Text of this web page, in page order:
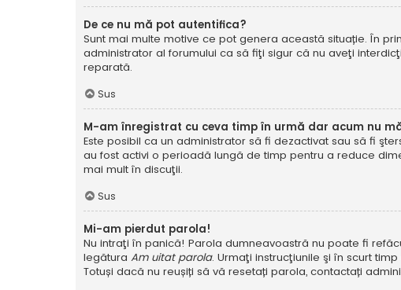
De ce nu mă pot autentifica?
Sunt mai multe motive ce pot genera această situație. În
administrator al forumului ca să fiţi sigur că nu aveţi
reparată.
Sus
M-am înregistrat cu ceva timp în urmă dar acum nu
Este posibil ca un administrator să fi dezactivat sau să fi
au fost activi o perioadă lungă de timp pentru a reduce
mai mult în discuţii.
Sus
Mi-am pierdut parola!
Nu intraţi în panică! Parola dumneavoastră nu poate fi
legătura Am uitat parola. Urmaţi instrucţiunile şi în scurt
Totuși dacă nu reușiți să vă resetați parola, contactați